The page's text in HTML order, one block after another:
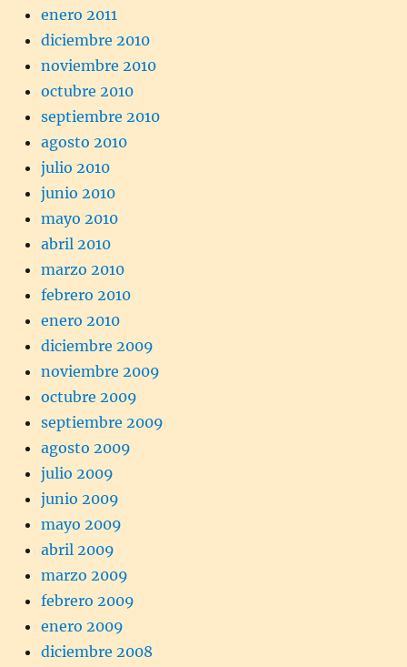
enero 2011
diciembre 2010
noviembre 2010
octubre 2010
septiembre 2010
agosto 2010
julio 2010
junio 2010
mayo 2010
abril 2010
marzo 2010
febrero 2010
enero 2010
diciembre 2009
noviembre 2009
octubre 2009
septiembre 2009
agosto 2009
julio 2009
junio 2009
mayo 2009
abril 2009
marzo 2009
febrero 2009
enero 2009
diciembre 2008